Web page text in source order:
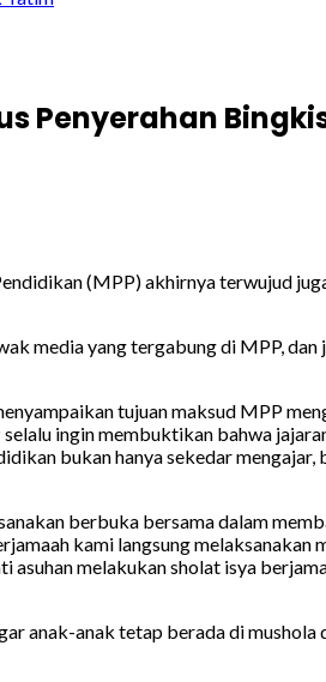
Penyerahan
(MPP) akhirnya terwujud
media yang tergabung di MPP,
tujuan maksud MPP
ingin membuktikan bahwa
bukan hanya sekedar mengajar,
berbuka bersama dalam
kami langsung
melakukan sholat isya
anak-anak tetap berada di mushola